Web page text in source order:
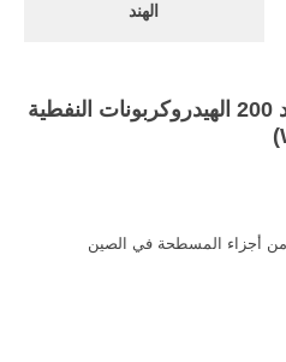
الهند
الفك محطم, 500
ستون, الهند أكبر ...
محطة كسارة الصين في الهند 200 الهيدروكربونات النفطية
)
أجزاء المسطحة في الصين